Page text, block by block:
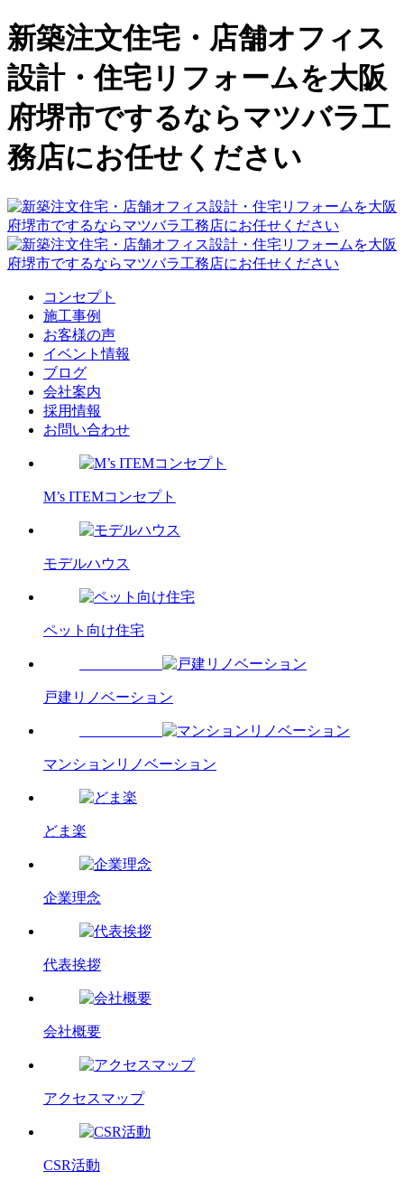
新築注文住宅・店舗オフィス
設計・住宅リフォームを大阪
府堺市でするならマツバラ工
務店にお任せください
コンセプト
施工事例
お客様の声
イベント情報
ブログ
会社案内
採用情報
お問い合わせ
M’s ITEMコンセプト
モデルハウス
ペット向け住宅
戸建リノベーション
マンションリノベーション
どま楽
企業理念
代表挨拶
会社概要
アクセスマップ
CSR活動